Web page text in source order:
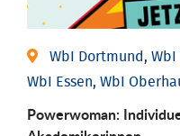
WbI Dortmund,
WbI Essen, WbI
Powerwoman: